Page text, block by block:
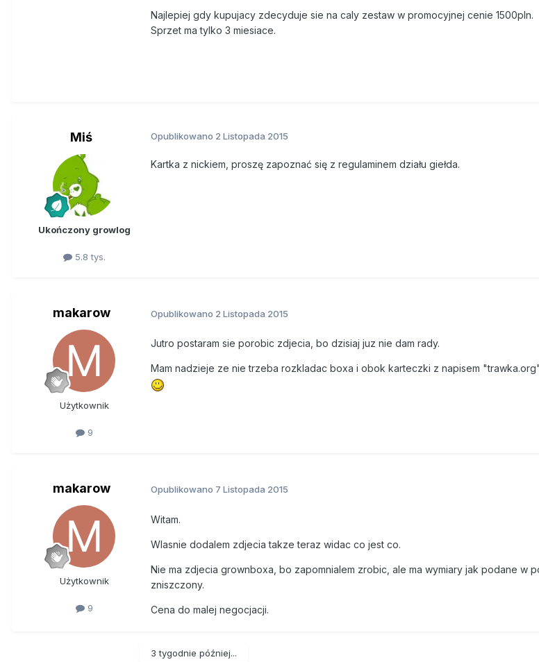
Najlepiej gdy kupujacy zdecyduje sie na caly zestaw w promocyjnej cenie 1500pln.
Sprzet ma tylko 3 miesiace.
Miś
Ukończony growlog
5.8 tys.
Opublikowano 2 Listopada 2015
Kartka z nickiem, proszę zapoznać się z regulaminem działu giełda.
makarow
Użytkownik
9
Opublikowano 2 Listopada 2015
Jutro postaram sie porobic zdjecia, bo dzisiaj juz nie dam rady.
Mam nadzieje ze nie trzeba rozkladac boxa i obok karteczki z napisem
makarow
Użytkownik
9
Opublikowano 7 Listopada 2015
Witam.
Wlasnie dodalem zdjecia takze teraz widac co jest co.
Nie ma zdjecia grownboxa, bo zapomnialem zrobic, ale ma wymiary jak podane w
zniszczony.
Cena do malej negocjacji.
3 tygodnie później...